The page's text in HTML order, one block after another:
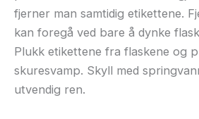
fjerner man samtidig etikettene.
kan foregå ved bare å dynke
Plukk etikettene fra flaskene og
skuresvamp. Skyll med
utvendig ren.